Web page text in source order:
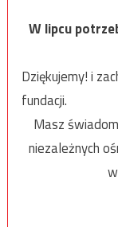
W lipcu
Dziękujemy! i
fundacji.
Masz
niezależnych